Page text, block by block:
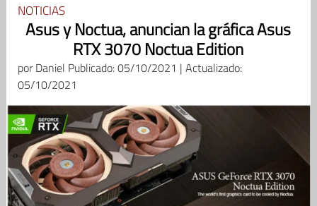
NOTICIAS
Asus y Noctua, anuncian la gráfica Asus
RTX 3070 Noctua Edition
porDaniel Publicado: 05/10/2021 | Actualizado:
05/10/2021